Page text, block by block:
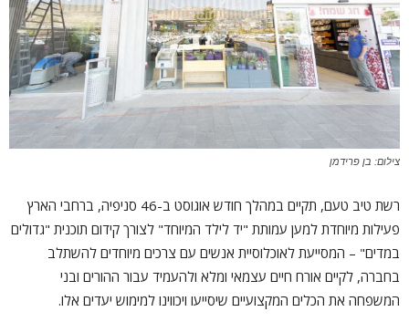
צילום: בן פרידמן
רשת טיב טעם, תקיים במהלך חודש אוגוסט ב-46 סניפיה, ברחבי הארץ
פעילות מיוחדת למען עמותת "יד לילד המיוחד" לצורך קידום תוכנית "גדולים
במדים" – המסייעת לאוכלוסיית אנשים עם צרכים מיוחדים להשתלב
בחברה, לקיים אורח חיים עצמאי ומלא ולהעמיד עבור ההורים ובני
המשפחה את הכלים המקצועיים שיסייעו ויכווינו למימוש יעדים אלו.